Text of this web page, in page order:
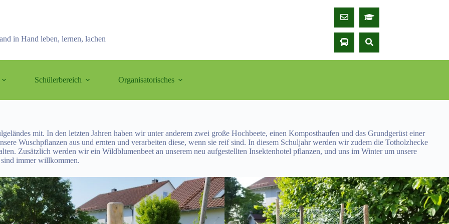
in Hand leben, lernen, lachen
Schülerbereich Organisatorisches
mit. In den letzten Jahren haben wir unter anderem zwei große Hochbeete, einen Komposthaufen und das Grundgerüst einer
Wuschpflanzen aus und ernten und verarbeiten diese, wenn sie reif sind. In diesem Schuljahr werden wir zudem die Totholzhecke
Zusätzlich werden wir ein Wildblumenbeet an unserem neu aufgestellten Insektenhotel pflanzen, und uns im Winter um unsere
immer willkommen.